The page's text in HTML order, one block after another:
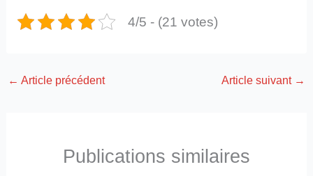
4/5 - (21 votes)
← Article précédent Article suivant →
Publications similaires